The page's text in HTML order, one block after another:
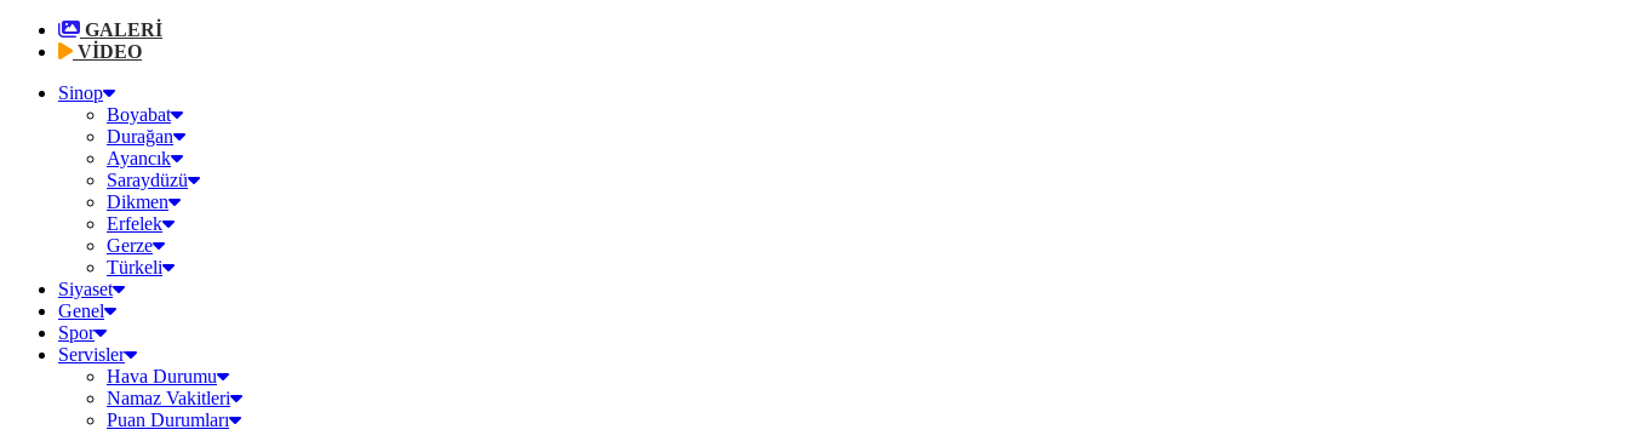
GALERİ
VİDEO
Sinop
Boyabat
Durağan
Ayancık
Saraydüzü
Dikmen
Erfelek
Gerze
Türkeli
Siyaset
Genel
Spor
Servisler
Hava Durumu
Namaz Vakitleri
Puan Durumları